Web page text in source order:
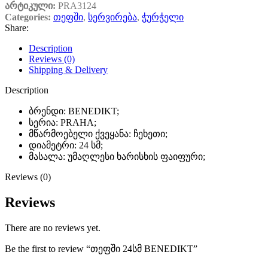
არტიკული: PRA3124
Categories: თეფში, სერვირება, ჭურჭელი
Share:
Description
Reviews (0)
Shipping & Delivery
Description
ბრენდი: BENEDIKT;
სერია: PRAHA;
მწარმოებელი ქვეყანა: ჩეხეთი;
დიამეტრი: 24 სმ;
მასალა: უმაღლესი ხარისხის ფაიფური;
Reviews (0)
Reviews
There are no reviews yet.
Be the first to review “თეფში 24სმ BENEDIKT”